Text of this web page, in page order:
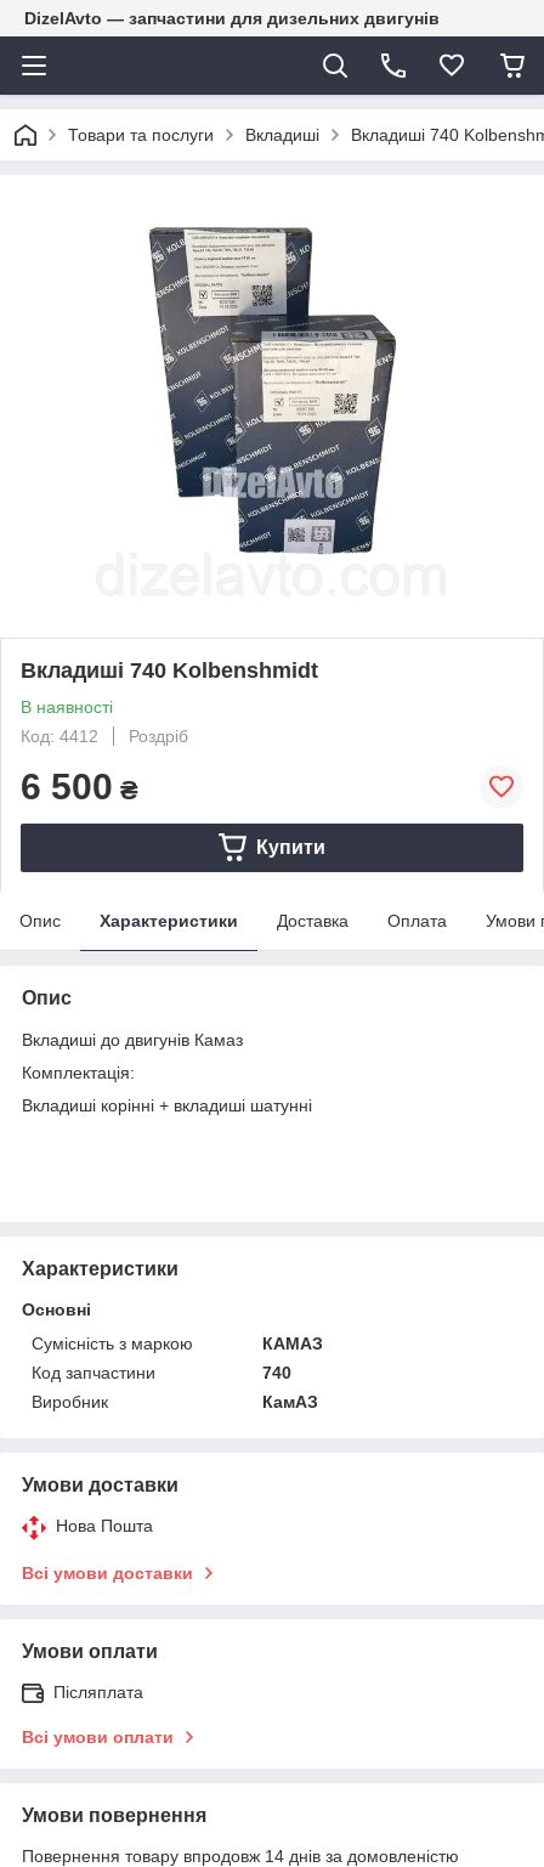
DizelAvto — запчастини для дизельних двигунів
Товари та послуги Вкладиші Вкладиші 740
Вкладиші 740 Kolbenshmidt
В наявності
Код: 4412
Роздріб
6 500 ₴
Купити
Опис Характеристики Доставка Оплата Умови
Опис
Вкладиші до двигунів Камаз
Комплектація:
Вкладиші корінні + вкладиші шатунні
Характеристики
Основні
Сумісність з маркою
КАМАЗ
Код запчастини
740
Виробник
КамАЗ
Умови доставки
Нова Пошта
Всі умови доставки
Умови оплати
Післяплата
Всі умови оплати
Умови повернення
Повернення товару впродовж 14 днів за домовленістю